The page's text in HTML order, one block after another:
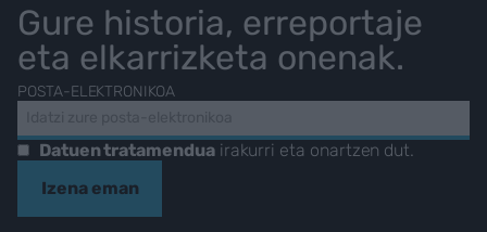
Gure historia, erreportaje
eta elkarrizketa onenak.
POSTA-ELEKTRONIKOA
Datuen tratamenduairakurri eta onartzen dut.
Izena eman